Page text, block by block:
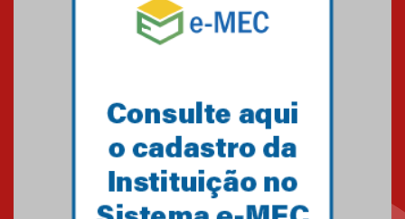
solidária para apoiar famílias em
Minas Gerais
Primeiro culto do ano ressalta o
27.02.2026